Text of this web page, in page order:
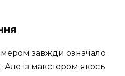
завжди означало
із макстером якось